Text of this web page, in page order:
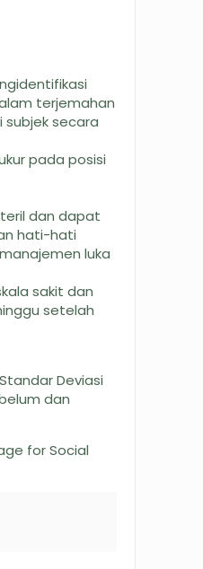
terjemahan
subjek secara
pada posisi
dan dapat
hati-hati
luka
sakit dan
setelah
Deviasi
dan
for Social